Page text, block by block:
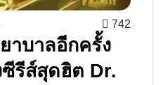
742
าบาลอีกครั้ง
รีส์สุดฮิต Dr.